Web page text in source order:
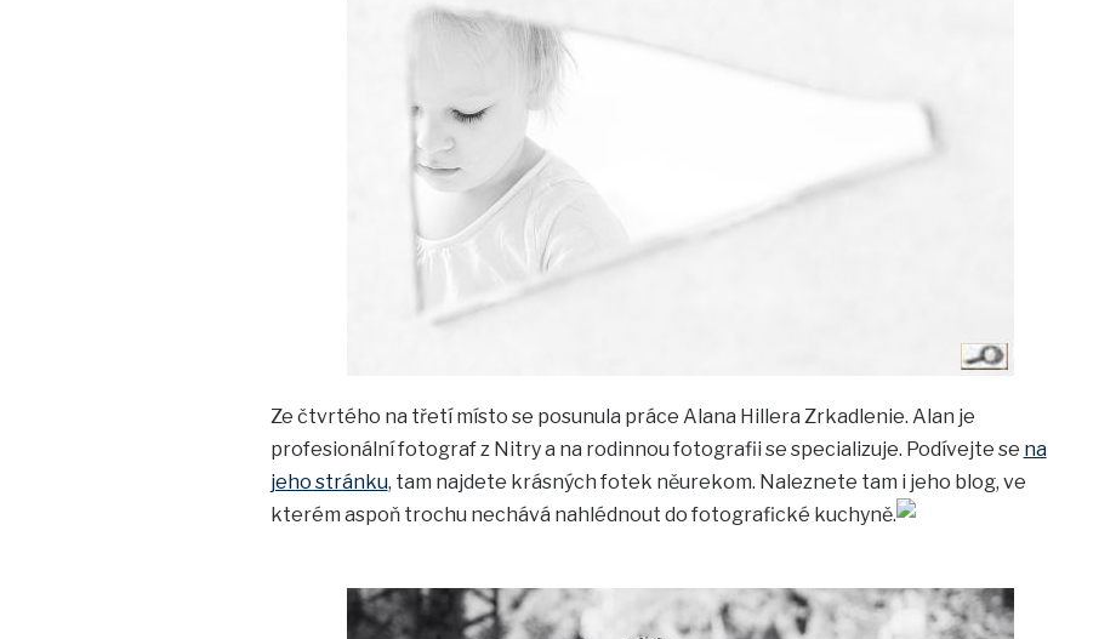
Ze čtvrtého na třetí místo se posunula práce Alana Hillera Zrkadlenie. Alan je
profesionální fotograf z Nitry a na rodinnou fotografii se specializuje. Podívejte se na
jeho stránku, tam najdete krásných fotek něurekom. Naleznete tam i jeho blog, ve
kterém aspoň trochu nechává nahlédnout do fotografické kuchyně.